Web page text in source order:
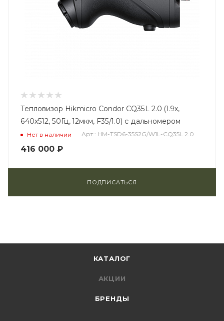
Тепловизор Hikmicro Condor CQ35L 2.0 (1.9x,
640x512, 50Гц, 12мкм, F35/1.0) с дальномером
Нет в наличии Арт.: HM-TSD6-35S2G/W1L-CQ35L 2.0
416 000 ₽
ПОДПИСАТЬСЯ
КАТАЛОГ
АКЦИИ
БРЕНДЫ